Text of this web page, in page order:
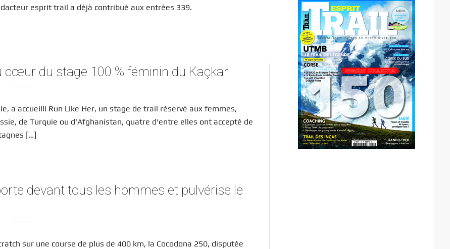
esprit trail a déjà contribué aux entrées 339.
cœur du stage 100 % féminin du Kaçkar
a accueilli Run Like Her, un stage de trail réservé aux femmes,
de Turquie ou d’Afghanistan, quatre d’entre elles ont accepté de
[…]
devant tous les hommes et pulvérise le
sur une course de plus de 400 km, la Cocodona 250, disputée